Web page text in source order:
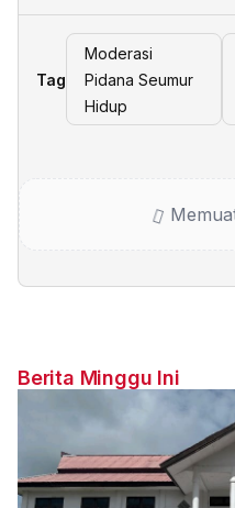
Tag
Moderasi
Pidana Seumur
Hidup
Berita Minggu Ini